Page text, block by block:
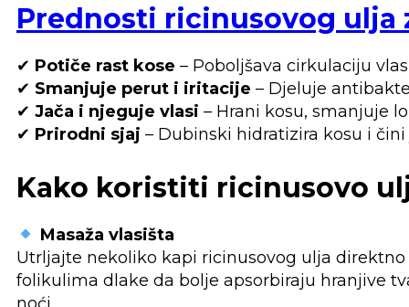
Prednosti ricinusovog ulja
✔ Potiče rast kose – Poboljšava cirkulaciju
✔ Smanjuje perut i iritacije – Djeluje
✔ Jača i njeguje vlasi – Hrani kosu, smanjuje
✔ Prirodni sjaj – Dubinski hidratizira kosu i
Kako koristiti ricinusovo
Masaža vlasišta
Utrljajte nekoliko kapi ricinusovog ulja
folikulima dlake da bolje apsorbiraju hranjive